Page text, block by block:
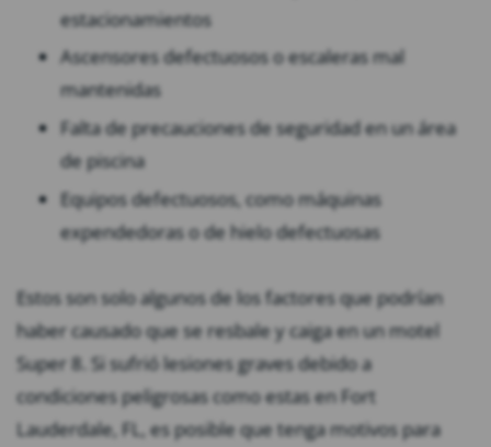
estacionamientos
Ascensores defectuosos o escaleras mal
mantenidas
Falta de precauciones de seguridad en un área
de piscina
Equipos defectuosos, como máquinas
expendedoras o de hielo defectuosas
Estos son solo algunos de los factores que podrían
haber causado que se resbale y caiga en un motel
Super 8. Si sufrió lesiones graves debido a
condiciones peligrosas como estas en Fort
Lauderdale, FL, es posible que tenga motivos para